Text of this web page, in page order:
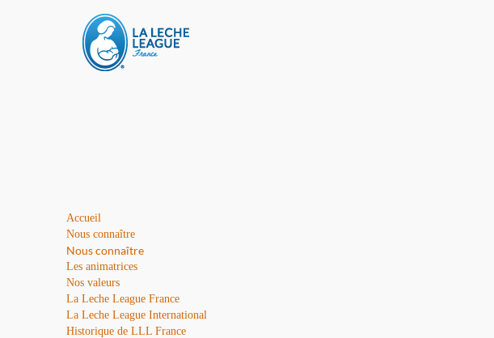
Accueil
Nous connaître
Nous connaître
Les animatrices
Nos valeurs
La Leche League France
La Leche League International
Historique de LLL France